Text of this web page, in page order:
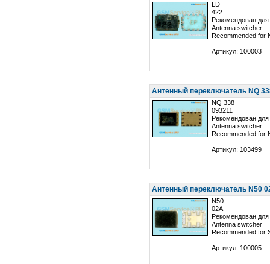
LD
422
Рекомендован
Antenna switcher
Recommended for
Артикул: 100003
Антенный переключатель NQ
NQ 338
093211
Рекомендован
Antenna switcher
Recommended for
Артикул: 103499
Антенный переключатель N50
N50
02A
Рекомендован
Antenna switcher
Recommended for
Артикул: 100005